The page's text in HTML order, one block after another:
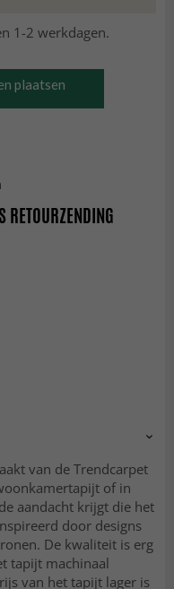
1-2 werkdagen.
plaatsen
RETOURZENDING
van de Trendcarpet
of in
aandacht krijgt die het
door designs
De kwaliteit is erg
tapijt machinaal
van het tapijt lager is